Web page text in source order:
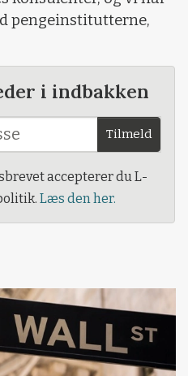
pengeinstitutterne,
i indbakken
Tilmeld
accepterer du L-
Læs den her.